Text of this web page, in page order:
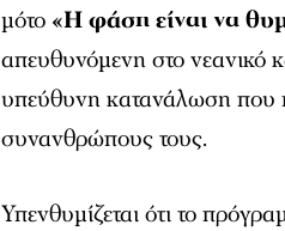
μότο «Η φάση είναι να
απευθυνόμενη στο νεανικό
υπεύθυνη κατανάλωση που
συνανθρώπους τους.
Υπενθυμίζεται ότι το